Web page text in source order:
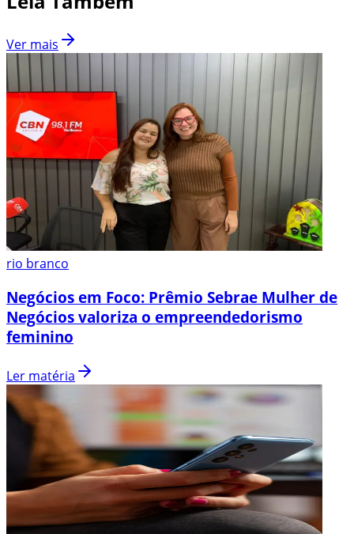
Ver mais
rio branco
Negócios em Foco: Prêmio Sebrae Mulher de
Negócios valoriza o empreendedorismo
feminino
Ler matéria